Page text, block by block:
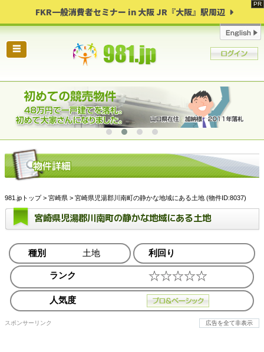
FKR一般消費者セミナー in 大阪 JR『大阪』駅周辺
☰
981.jpトップ> 宮崎県 > 宮崎県児湯郡川南町の静かな地域にある土地 (物件ID:8037)
宮崎県児湯郡川南町の静かな地域にある土地
種別 土地 利回り
ランク
人気度
スポンサーリンク 広告を全て非表示